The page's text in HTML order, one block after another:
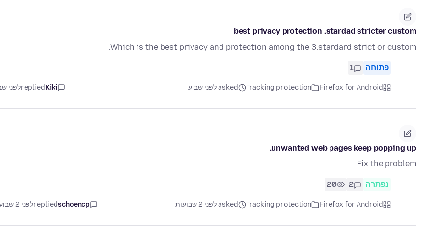
best privacy protection .stardad stricter custom
Which is the best privacy and protection among the 3.stardard strict or custom.
פתוחה 1
Firefox for Android
Tracking protection asked לפני שבוע Kiki
repliedלפני
unwanted web pages keep popping up.
Fix the problem
נפתרה 2
20
Firefox for Android
Tracking protection asked לפני 2 שבועות schoencp
repliedלפני 2 שבועות